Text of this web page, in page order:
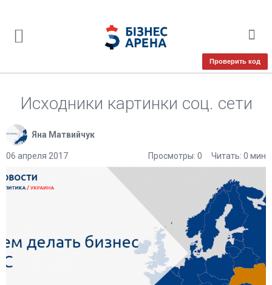
Проверить код
Исходники картинки соц. сети
Яна Матвийчук
06 апреля 2017 Читать: 0 мин
Просмотры: 0